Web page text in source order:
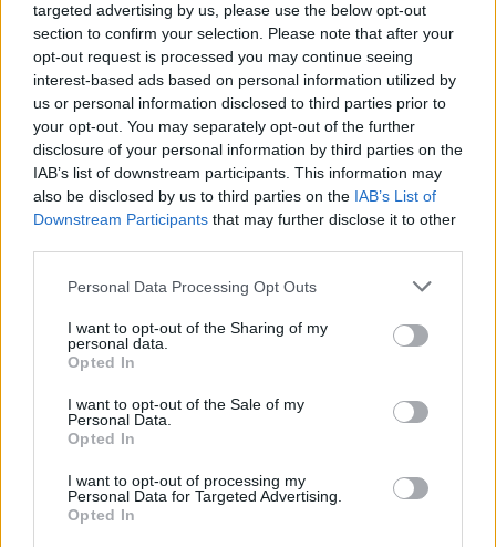
targeted advertising by us, please use the below opt-out
section to confirm your selection. Please note that after your
opt-out request is processed you may continue seeing
interest-based ads based on personal information utilized by
us or personal information disclosed to third parties prior to
your opt-out. You may separately opt-out of the further
disclosure of your personal information by third parties on the
IAB’s list of downstream participants. This information may
also be disclosed by us to third parties on the IAB’s List of
Downstream Participants that may further disclose it to other
Personal Data Processing Opt Outs
I want to opt-out of the Sharing of my
personal data.
Opted In
I want to opt-out of the Sale of my
Personal Data.
Opted In
I want to opt-out of processing my
Personal Data for Targeted Advertising.
Opted In
Νέο ρεκόρ για την "Οδύσσεια" - Η πιο επιτυχημένη ταινία
του Νόλαν
12:22
Φωτιά στον Κουβαρά: Καλύτερη η εικόνα, συνεχίζεται η
μάχη με τις εστίες - Βίντεο & φωτογραφίες
12:20
«Ακούμε, Τρώμε και Πίνουμε Κρητικά»: Τα πανηγύρια
γίνονται «όχημα» για τα προϊόντα της Κρήτης
Λ. Μενδώνη για Ν. Καλογερόπουλο: Υπηρέτησε την τέχνη
«Μαγειρέματα – Ιστορίες χωρίς Σύνορα»
Χερσόνησος: Τίμησαν τη μνήμη και την προσφορά του
Μενέλαου Παρλαμά - Φωτογραφίες